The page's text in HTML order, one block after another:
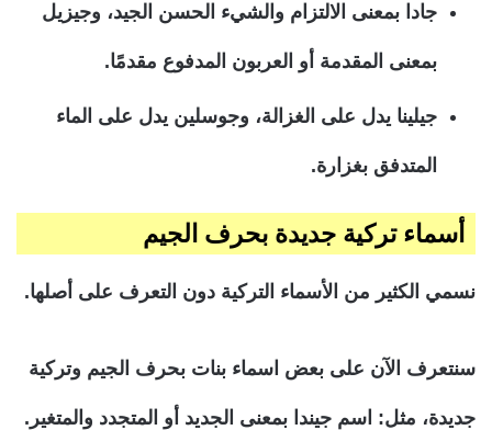
جادا بمعنى الالتزام والشيء الحسن الجيد، وجيزيل
بمعنى المقدمة أو العربون المدفوع مقدمًا.
جيلينا يدل على الغزالة، وجوسلين يدل على الماء
المتدفق بغزارة.
أسماء تركية جديدة بحرف الجيم
نسمي الكثير من الأسماء التركية دون التعرف على أصلها.
سنتعرف الآن على بعض اسماء بنات بحرف الجيم وتركية
جديدة، مثل: اسم جيندا بمعنى الجديد أو المتجدد والمتغير.